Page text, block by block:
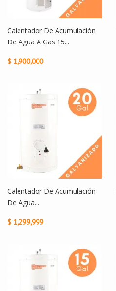
Calentador De Acumulación
De Agua A Gas 15...
$ 1,900,000
Calentador De Acumulación
De Agua...
$ 1,299,999